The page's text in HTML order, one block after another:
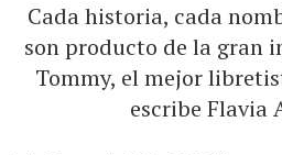
Cada historia, cada
son producto de la gran
Tommy, el mejor
escribe Flavia